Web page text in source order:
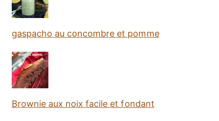
gaspacho au concombre et pomme
Brownie aux noix facile et fondant